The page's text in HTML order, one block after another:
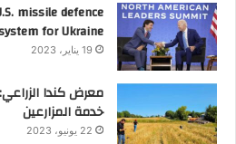
missile defence
for Ukraine
19 يناير، 2023
معرض كندا
خدمة المزارعين
22 يونيو، 2023